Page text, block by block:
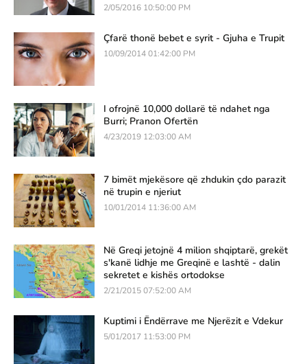
2/05/2016 10:50:00 PM
Çfarë thonë bebet e syrit - Gjuha e Trupit
10/09/2014 01:42:00 PM
I ofrojnë 10,000 dollarë të ndahet nga
Burri; Pranon Ofertën
4/23/2019 12:03:00 AM
7 bimët mjekësore që zhdukin çdo parazit
në trupin e njeriut
10/01/2014 11:36:00 AM
Në Greqi jetojnë 4 milion shqiptarë, grekët
s'kanë lidhje me Greqinë e lashtë - dalin
sekretet e kishës ortodokse
2/21/2015 07:52:00 AM
Kuptimi i Ëndërrave me Njerëzit e Vdekur
5/01/2017 11:53:00 PM